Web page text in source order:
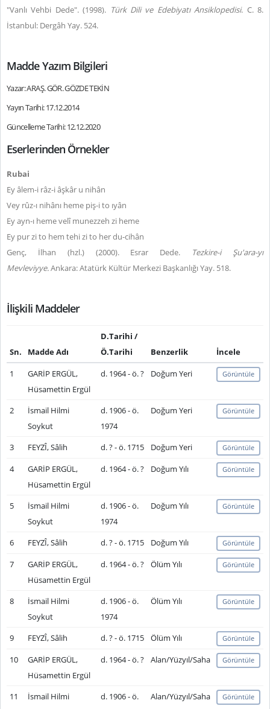
"Vanlı Vehbi Dede". (1998). Türk Dili ve Edebiyatı Ansiklopedisi. C. 8.
İstanbul: Dergâh Yay. 524.
Madde Yazım Bilgileri
Yazar: ARAŞ. GÖR. GÖZDE TEKİN
Yayın Tarihi: 17.12.2014
Güncelleme Tarihi: 12.12.2020
Eserlerinden Örnekler
Rubai
Ey âlem-i râz-i âşkâr u nihân
Vey rûz-ı nihânı heme piş-i to ıyân
Ey ayn-ı heme velî munezzeh zi heme
Ey pur zi to hem tehi zi to her du-cihân
Genç, İlhan (hzl.) (2000). Esrar Dede.
Tezkire-i Şu'ara-yı
Mevleviyye.Ankara: Atatürk Kültür Merkezi Başkanlığı Yay. 518.
İlişkili Maddeler
Sn. Madde Adı
D.Tarihi /
Ö.Tarihi
Benzerlik
İncele
1
GARİP ERGÜL,
Hüsamettin Ergül
d. 1964 - ö. ? Doğum Yeri Görüntüle
2
İsmail Hilmi
Soykut
d. 1906 - ö.
1974
Doğum Yeri Görüntüle
3 FEYZÎ, Sâlih d. ? - ö. 1715 Doğum Yeri Görüntüle
4
GARİP ERGÜL,
Hüsamettin Ergül
d. 1964 - ö. ? Doğum Yılı Görüntüle
5
İsmail Hilmi
Soykut
d. 1906 - ö.
1974
Doğum Yılı Görüntüle
6 FEYZÎ, Sâlih d. ? - ö. 1715 Doğum Yılı Görüntüle
7
GARİP ERGÜL,
Hüsamettin Ergül
d. 1964 - ö. ? Ölüm Yılı Görüntüle
8
İsmail Hilmi
Soykut
d. 1906 - ö.
1974
Ölüm Yılı Görüntüle
9 FEYZÎ, Sâlih d. ? - ö. 1715 Ölüm Yılı Görüntüle
10
GARİP ERGÜL,
Hüsamettin Ergül
d. 1964 - ö. ? Alan/Yüzyıl/Saha Görüntüle
11
İsmail Hilmi
d. 1906 - ö.
Alan/Yüzyıl/Saha Görüntüle